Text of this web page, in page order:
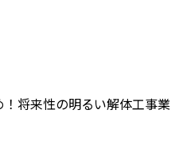
将来性の明るい解体工事業